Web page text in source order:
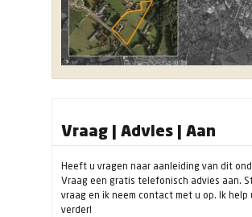
Vraag | Advies | Aan
Heeft u vragen naar aanleiding van dit
Vraag een gratis telefonisch advies aan.
vraag en ik neem contact met u op. Ik help
verder!